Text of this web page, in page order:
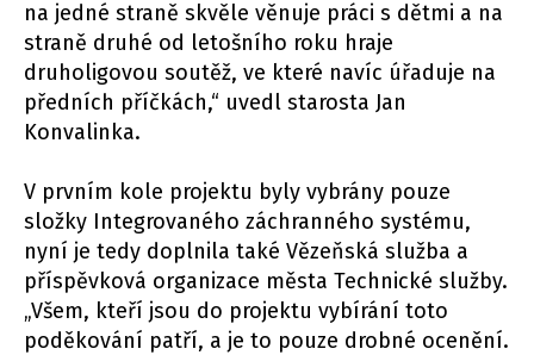
na jedné straně skvěle věnuje práci s dětmi a na
straně druhé od letošního roku hraje
druholigovou soutěž, ve které navíc úřaduje na
předních příčkách,“ uvedl starosta Jan
Konvalinka.
V prvním kole projektu byly vybrány pouze
složky Integrovaného záchranného systému,
nyní je tedy doplnila také Vězeňská služba a
příspěvková organizace města Technické služby.
„Všem, kteří jsou do projektu vybírání toto
poděkování patří, a je to pouze drobné ocenění.